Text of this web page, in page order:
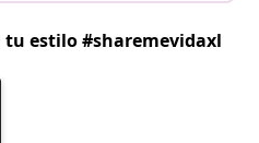
estilo #sharemevidaxl